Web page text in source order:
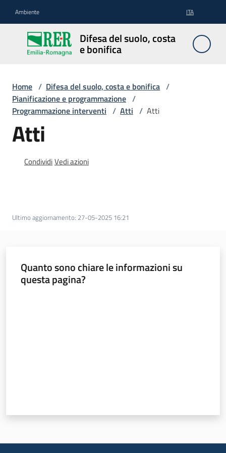
Ambiente ITA
Difesa del suolo, costa
e bonifica
Difesa
del
suolo,
bonifica
Pianificazione
e
Comunicazione
Novità
Servizi
Home / Difesa del suolo, costa e bonifica /
Pianificazione e programmazione /
Programmazione interventi / Atti / Atti
Atti
CondividiVedi azioni
Ultimo aggiornamento: 27-05-2025 16:21
Quanto sono chiare le informazioni su
questa pagina?